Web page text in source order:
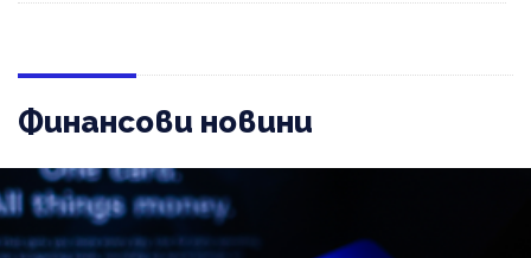
Финансови новини